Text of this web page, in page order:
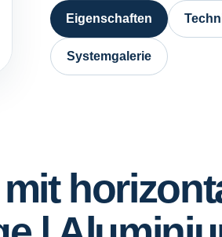
Eigenschaften
Systemgalerie